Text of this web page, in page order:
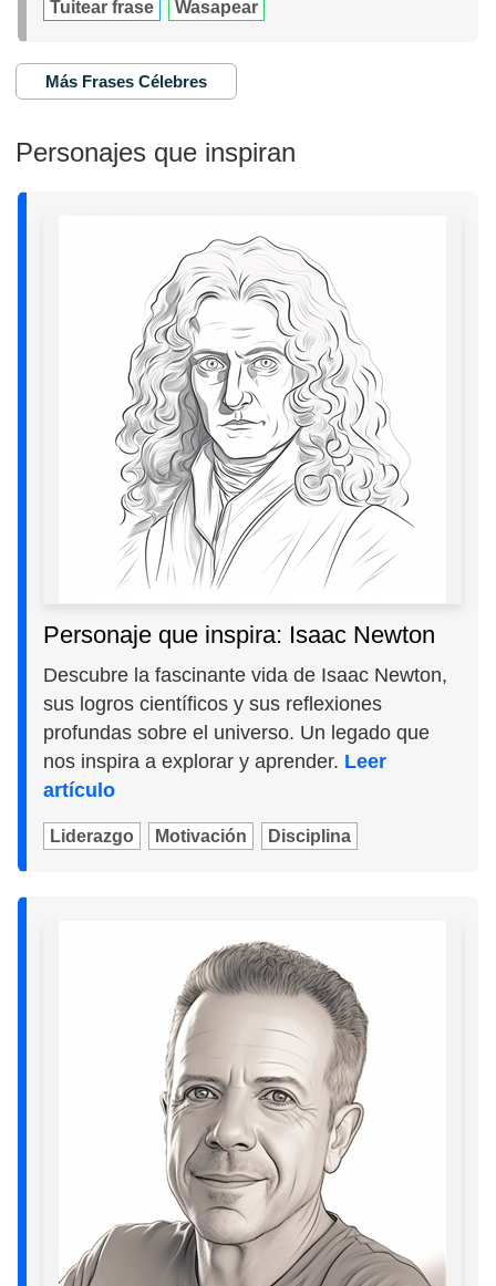
Tuitear frase Wasapear
Más Frases Célebres
Personajes que inspiran
Personaje que inspira: Isaac Newton
Descubre la fascinante vida de Isaac Newton,
sus logros científicos y sus reflexiones
profundas sobre el universo. Un legado que
nos inspira a explorar y aprender. Leer
artículo
Liderazgo Motivación Disciplina